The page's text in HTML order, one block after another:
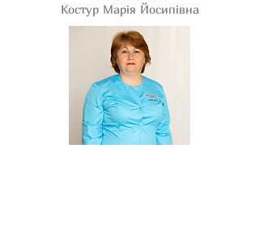
Костур Марія Йосипівна